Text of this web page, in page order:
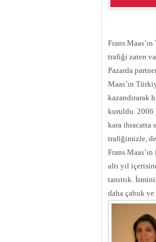
Frans
trafiği zaten
Pazarda
Maas’ın
kazandırarak
kuruldu. 2006
kara ihracatta
trafiğimizle,
Frans
altı yıl
tanıttık.
daha çabuk ve